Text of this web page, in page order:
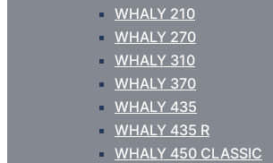
WHALY 210
WHALY 270
WHALY 310
WHALY 370
WHALY 435
WHALY 435 R
WHALY 450 CLASSIC